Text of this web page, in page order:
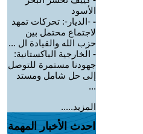
الأسود
- -الديار-: تحركات تمهد
لاجتماع محتمل بين
حزب الله والقيادة ال ...
- الخارجية الباكستانية:
جهودنا مستمرة للتوصل
إلى حل شامل ومستد
...
المزيد.....
احدث الأخبار المهمة